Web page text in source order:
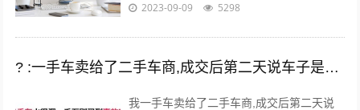
2023-09-09 5298
? :一手车卖给了二手车商,成交后第二天说车子是事故车，说隐瞒事实？
我一手车卖给了二手车商,成交后第二天说